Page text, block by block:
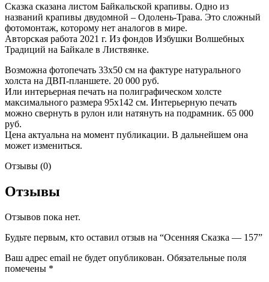
Сказка сказана листом Байкальской крапивы. Одно из
названий крапивы двудомной – Одолень-Трава. Это сложный
фотомонтаж, которому нет аналогов в мире.
Авторская работа 2021 г. Из фондов Избушки Волшебных
Традиций на Байкале в Листвянке.
Возможна фотопечать 33х50 см на фактуре натурального
холста на ДВП-планшете. 20 000 руб.
Или интерьерная печать на полиграфическом холсте
максимального размера 95х142 см. Интерьерную печать
можно свернуть в рулон или натянуть на подрамник. 65 000
руб.
Цена актуальна на момент публикации. В дальнейшем она
может измениться.
Отзывы (0)
Отзывы
Отзывов пока нет.
Будьте первым, кто оставил отзыв на “Осенняя Сказка — 157”
Ваш адрес email не будет опубликован. Обязательные поля
помечены *